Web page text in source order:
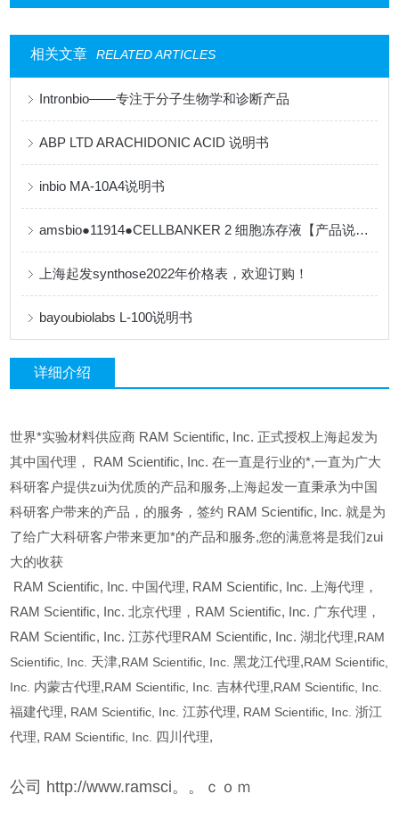
相关文章 RELATED ARTICLES
Intronbio——专注于分子生物学和诊断产品
ABP LTD ARACHIDONIC ACID 说明书
inbio MA-10A4说明书
amsbio●11914●CELLBANKER 2 细胞冻存液【产品说明书】
上海起发synthose2022年价格表，欢迎订购！
bayoubiolabs L-100说明书
详细介绍
世界*实验材料供应商 RAM Scientific, Inc. 正式授权上海起发为
其中国代理， RAM Scientific, Inc. 在一直是行业的*,一直为广大
科研客户提供zui为优质的产品和服务,上海起发一直秉承为中国
科研客户带来的产品，的服务，签约 RAM Scientific, Inc. 就是为
了给广大科研客户带来更加*的产品和服务,您的满意将是我们zui
大的收获
RAM Scientific, Inc.中国代理, RAM Scientific, Inc. 上海代理，
RAM Scientific, Inc. 北京代理，RAM Scientific, Inc. 广东代理，
RAM Scientific, Inc. 江苏代理RAM Scientific, Inc. 湖北代理,RAM
Scientific, Inc. 天津,RAM Scientific, Inc.黑龙江代理,RAM Scientific,
Inc. 内蒙古代理,RAM Scientific, Inc.吉林代理,RAM Scientific, Inc.
福建代理, RAM Scientific, Inc.江苏代理, RAM Scientific, Inc.浙江
代理, RAM Scientific, Inc. 四川代理,
公司 http://www.ramsci。。ｃｏｍ